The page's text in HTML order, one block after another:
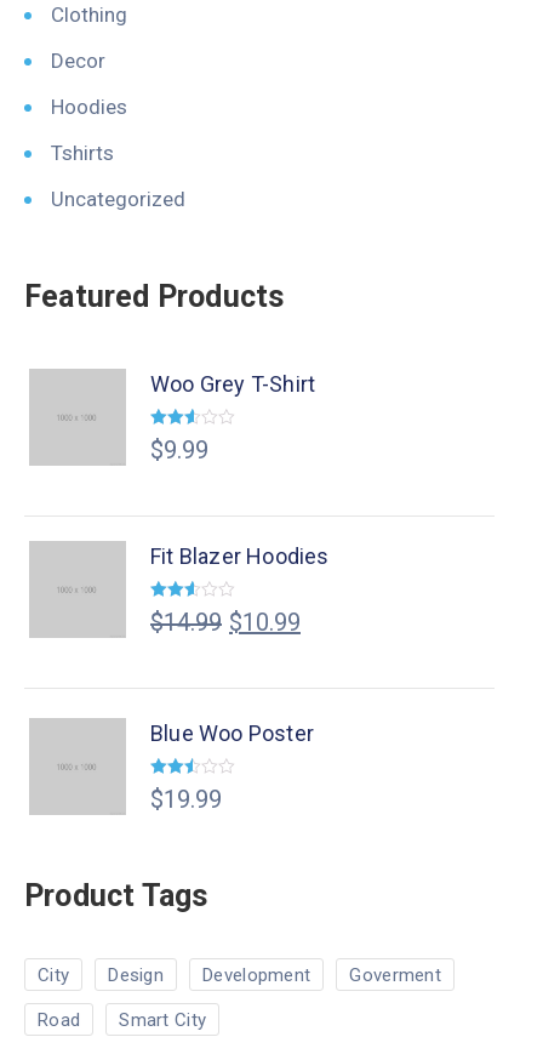
Clothing
Decor
Hoodies
Tshirts
Uncategorized
Featured Products
Woo Grey T-Shirt
Valorado
en
$9.99
Fit Blazer Hoodies
Valorado
en
$14.99 $10.99
Blue Woo Poster
Valorado
en
$19.99
Product Tags
City Design Development Goverment
Road Smart City